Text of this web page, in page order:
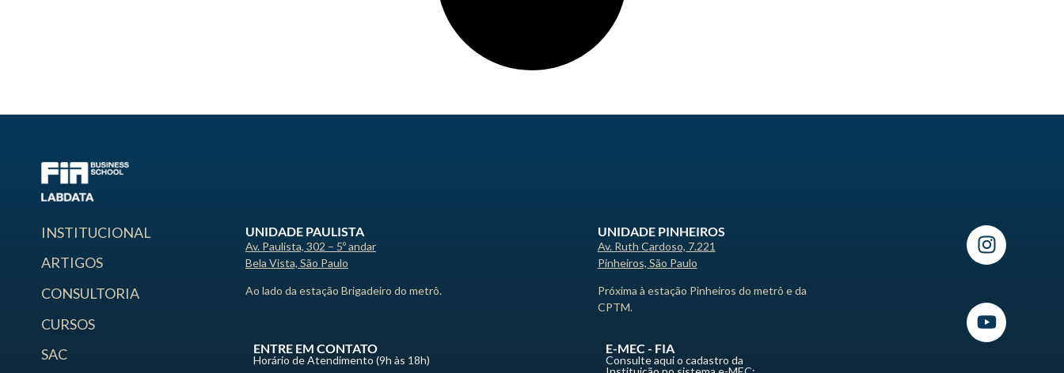
INSTITUCIONAL
ARTIGOS
CONSULTORIA
CURSOS
SAC
UNIDADE PAULISTA
Av. Paulista, 302 – 5º andar
Bela Vista, São Paulo
Ao lado da estação Brigadeiro do metrô.
UNIDADE PINHEIROS
Av. Ruth Cardoso, 7.221
Pinheiros, São Paulo
Próxima à estação Pinheiros do metrô e da
CPTM.
ENTRE EM CONTATO
Horário de Atendimento (9h às 18h)
E-MEC - FIA
Consulte aqui o cadastro da